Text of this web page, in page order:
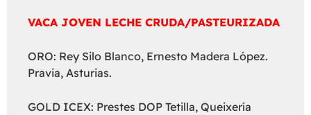
VACA JOVEN LECHE CRUDA/PASTEURIZADA
ORO: Rey Silo Blanco, Ernesto Madera López.
Pravia, Asturias.
GOLD ICEX: Prestes DOP Tetilla, Queixería